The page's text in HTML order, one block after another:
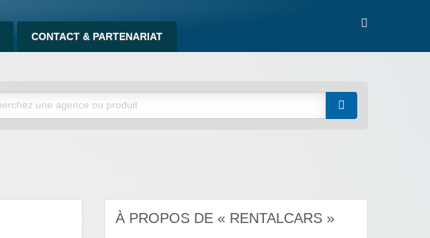
CONTACT & PARTENARIAT
À PROPOS DE « RENTALCARS »